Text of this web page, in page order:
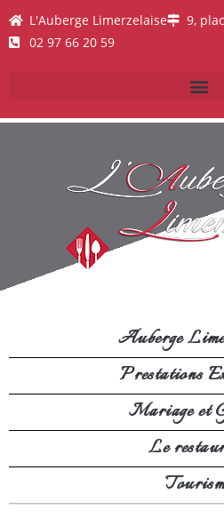
L'Auberge Limerzelaise
9,
02 97 66 20 59
Auberge
Prestations
Mariage et
Le